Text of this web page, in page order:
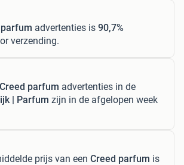
advertenties is 90,7%
verzending.
Creed parfum advertenties in de
| Parfum zijn in de afgelopen week
prijs van een Creed parfum is